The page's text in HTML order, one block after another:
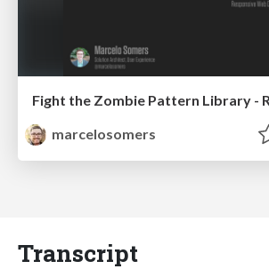
marcelosomers
Transcript